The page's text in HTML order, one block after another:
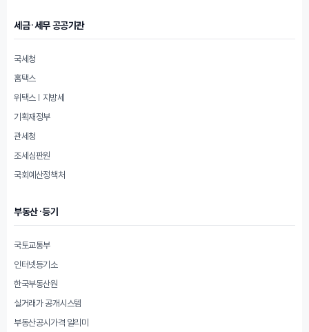
세금·세무 공공기관
국세청
홈택스
위택스 | 지방세
기획재정부
관세청
조세심판원
국회예산정책처
부동산·등기
국토교통부
인터넷등기소
한국부동산원
실거래가 공개시스템
부동산공시가격 알리미